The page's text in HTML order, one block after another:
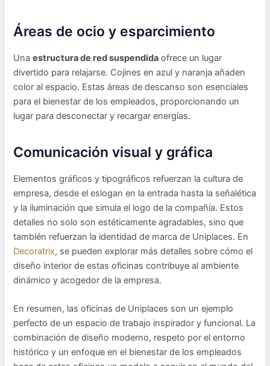
Áreas de ocio y esparcimiento
Unaestructura de red suspendida ofrece un lugar
divertido para relajarse. Cojines en azul y naranja añaden
color al espacio. Estas áreas de descanso son esenciales
para el bienestar de los empleados, proporcionando un
lugar para desconectar y recargar energías.
Comunicación visual y gráfica
Elementos gráficos y tipográficos refuerzan la cultura de
empresa, desde el eslogan en la entrada hasta la señalética
y la iluminación que simula el logo de la compañía. Estos
detalles no solo son estéticamente agradables, sino que
también refuerzan la identidad de marca de Uniplaces. En
Decoratrix, se pueden explorar más detalles sobre cómo el
diseño interior de estas oficinas contribuye al ambiente
dinámico y acogedor de la empresa.
En resumen, las oficinas de Uniplaces son un ejemplo
perfecto de un espacio de trabajo inspirador y funcional. La
combinación de diseño moderno, respeto por el entorno
histórico y un enfoque en el bienestar de los empleados